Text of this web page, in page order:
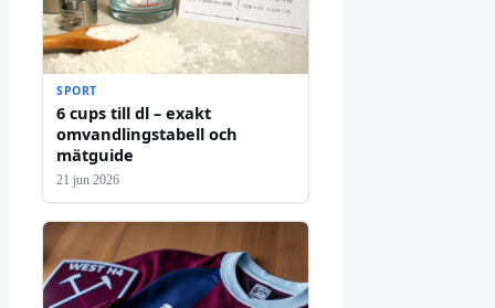
SPORT
6 cups till dl – exakt
omvandlingstabell och
mätguide
21 jun 2026